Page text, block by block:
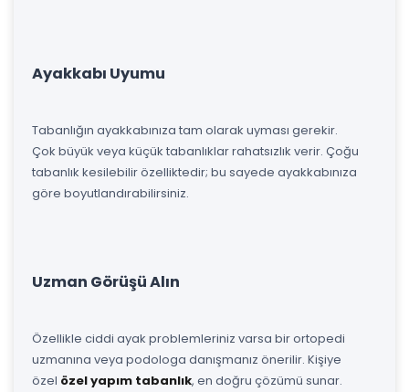
Ayakkabı Uyumu
Tabanlığın ayakkabınıza tam olarak uyması gerekir.
Çok büyük veya küçük tabanlıklar rahatsızlık verir. Çoğu
tabanlık kesilebilir özelliktedir; bu sayede ayakkabınıza
göre boyutlandırabilirsiniz.
Uzman Görüşü Alın
Özellikle ciddi ayak problemleriniz varsa bir ortopedi
uzmanına veya podologa danışmanız önerilir. Kişiye
özel özel yapım tabanlık, en doğru çözümü sunar.